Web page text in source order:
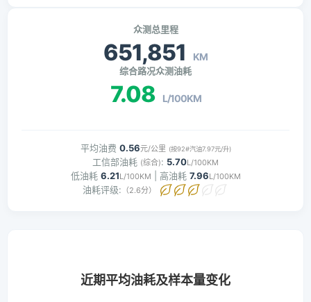
众测总里程
651,851 KM
综合路况众测油耗
7.08 L/100KM
平均油费 0.56元/公里 (按92#汽油7.97元/升)
工信部油耗 (综合): 5.70L/100KM
低油耗 6.21L/100KM | 高油耗 7.96L/100KM
油耗评级: （2.6分）